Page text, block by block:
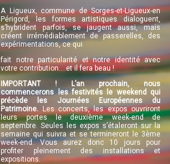
A Ligueux, commune de Sorges-et-Ligueux-en
Périgord, les formes artistiques dialoguent,
s’hybrident parfois, se jaugent aussi, mais
créent irrémédiablement de passerelles, des
expérimentations, ce qui
fait notre particularité et notre identité avec
votre contribution....et il fera beau !
IMPORTANT ! L’an prochain, nous
commencerons les festivités le weekend qui
précède les Journées Européennes du
Patrimoine.Les concerts, les expos ouvriront
leurs portes le deuxième week-end de
septembre. Seules les expos s’étaleront sur la
semaine qui suivra et se termineront le 3ème
week-end. Vous aurez donc 10 jours pour
profiter pleinement des installations et
expositions.